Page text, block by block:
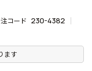
コード 230-4382
ます